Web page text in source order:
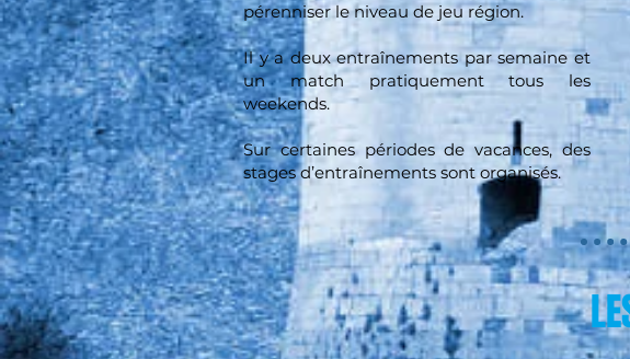
pérenniser le niveau de jeu région.
Il y a deux entraînements par semaine et
un match pratiquement tous les
weekends.
Sur certaines périodes de vacances, des
stages d’entraînements sont organisés.